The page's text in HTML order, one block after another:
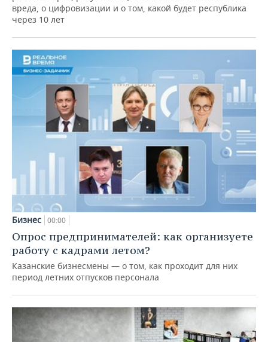
вреда, о цифровизации и о том, какой будет республика
через 10 лет
Бизнес 00:00
Опрос предпринимателей: как организуете
работу с кадрами летом?
Казанские бизнесмены — о том, как проходит для них
период летних отпусков персонала